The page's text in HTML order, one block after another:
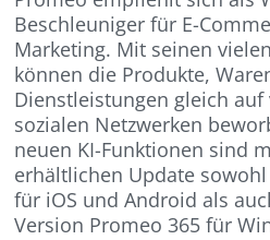
Beschleuniger für E-
Marketing. Mit seinen
können die Produkte,
Dienstleistungen gleich auf
sozialen Netzwerken
neuen KI-Funktionen sind
erhältlichen Update
für iOS und Android als
Version Promeo 365 für